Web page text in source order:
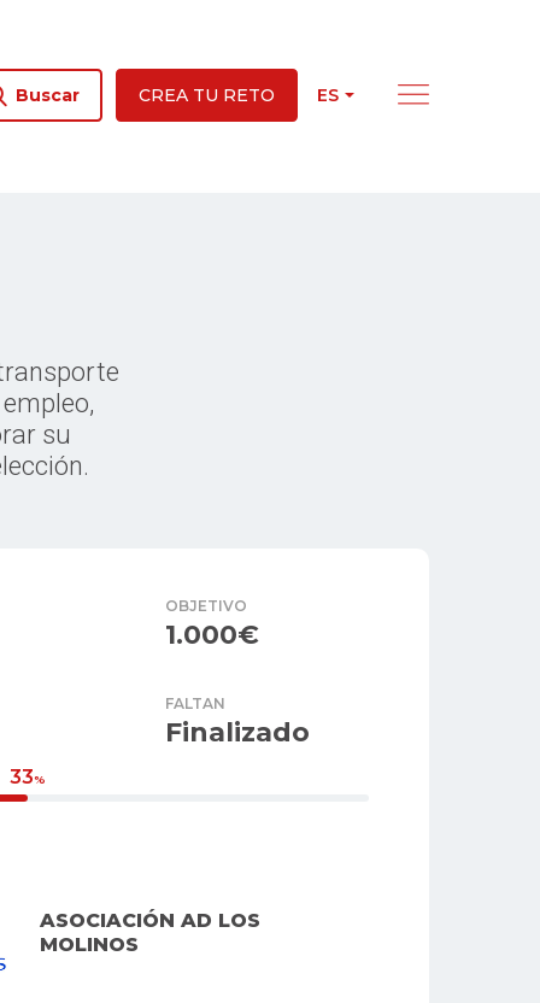
Buscar CREA TU RETO ES
su
OBJETIVO
1.000€
FALTAN
Finalizado
33%
ASOCIACIÓN AD LOS
MOLINOS